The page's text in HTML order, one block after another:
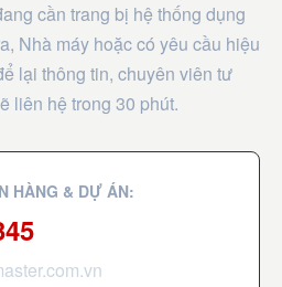
cần trang bị hệ thống dụng
Nhà máy hoặc có yêu cầu hiệu
lại thông tin, chuyên viên tư
liên hệ trong 30 phút.
HÀNG & DỰ ÁN: